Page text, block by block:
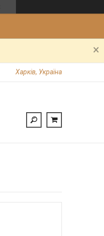
Харків, Україна